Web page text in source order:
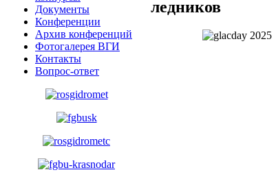
Документы
Конференции
Архив конференций
Фотогалерея ВГИ
Контакты
Вопрос-ответ
ледников